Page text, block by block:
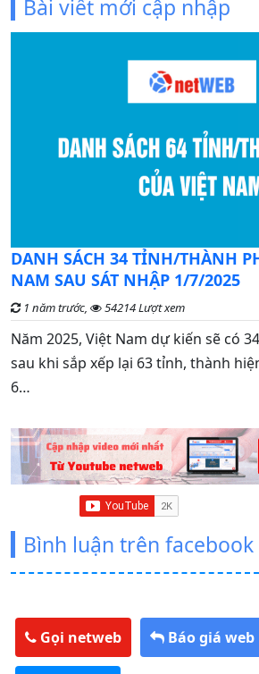
Bài viết mới cập nhập
DANH SÁCH 34 TỈNH/THÀNH
NAM SAU SÁT NHẬP 1/7/2025
1 năm trước, 54214 Lượt xem
Năm 2025, Việt Nam dự kiến sẽ có
sau khi sắp xếp lại 63 tỉnh, thành
6…
Bình luận trên
Gọi netweb Báo giá web